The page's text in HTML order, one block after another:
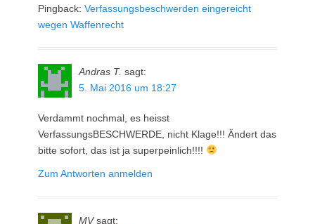
Pingback: Verfassungsbeschwerden eingereicht
wegen Waffenrecht
Andras T. sagt:
5. Mai 2016 um 18:27
Verdammt nochmal, es heisst
VerfassungsBESCHWERDE, nicht Klage!!! Ändert das
bitte sofort, das ist ja superpeinlich!!!!
Zum Antworten anmelden
MV sagt: